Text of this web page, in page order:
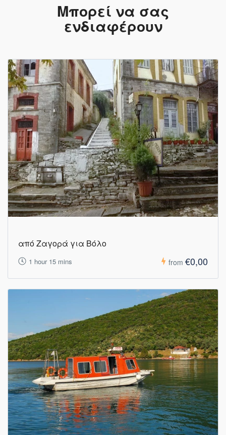
Μπορεί να σας
ενδιαφέρουν
από Ζαγορά για Βόλο
1 hour 15 mins from €0,00